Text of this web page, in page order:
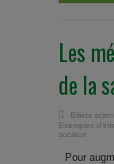
Les
de la
Billets
Exemples
sociaux
Pour